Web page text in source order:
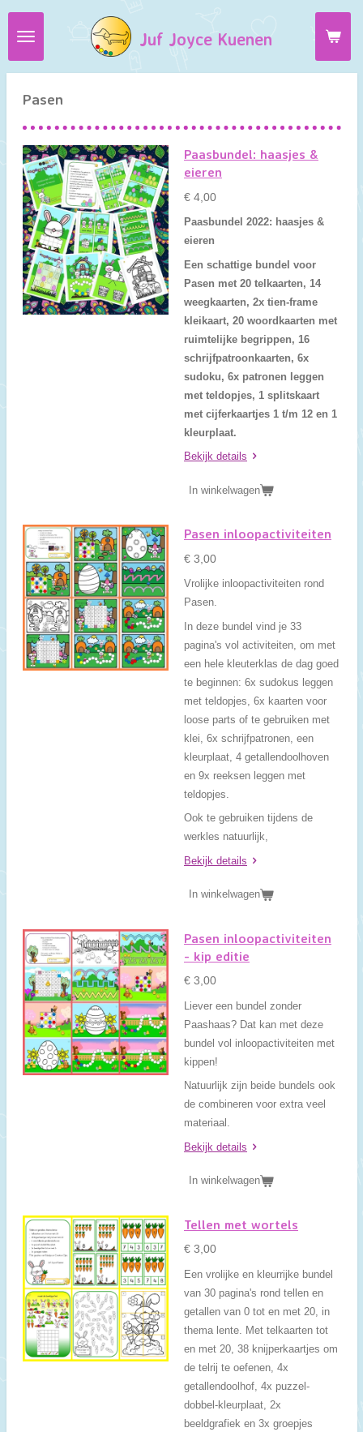
Ga
direct
de
Juf Joyce Kuenen
Pasen
Paasbundel: haasjes &
eieren
€ 4,00
Paasbundel 2022: haasjes &
eieren
Een schattige bundel voor
Pasen met 20 telkaarten, 14
weegkaarten, 2x tien-frame
kleikaart, 20 woordkaarten met
ruimtelijke begrippen, 16
schrijfpatroonkaarten, 6x
sudoku, 6x patronen leggen
met teldopjes, 1 splitskaart
met cijferkaartjes 1 t/m 12 en 1
kleurplaat.
Bekijk details
In winkelwagen
Pasen inloopactiviteiten
€ 3,00
Vrolijke inloopactiviteiten rond
Pasen.
In deze bundel vind je 33
pagina's vol activiteiten, om met
een hele kleuterklas de dag goed
te beginnen: 6x sudokus leggen
met teldopjes, 6x kaarten voor
loose parts of te gebruiken met
klei, 6x schrijfpatronen, een
kleurplaat, 4 getallendoolhoven
en 9x reeksen leggen met
teldopjes.
Ook te gebruiken tijdens de
werkles natuurlijk,
Bekijk details
In winkelwagen
Pasen inloopactiviteiten
- kip editie
€ 3,00
Liever een bundel zonder
Paashaas? Dat kan met deze
bundel vol inloopactiviteiten met
kippen!
Natuurlijk zijn beide bundels ook
de combineren voor extra veel
materiaal.
Bekijk details
In winkelwagen
Tellen met wortels
€ 3,00
Een vrolijke en kleurrijke bundel
van 30 pagina's rond tellen en
getallen van 0 tot en met 20, in
thema lente. Met telkaarten tot
en met 20, 38 knijperkaartjes om
de telrij te oefenen, 4x
getallendoolhof, 4x puzzel-
dobbel-kleurplaat, 2x
beeldgrafiek en 3x groepjes